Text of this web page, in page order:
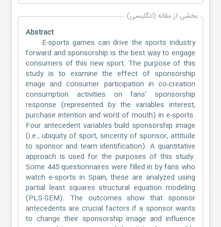
بخشی از مقاله (انگلیسی)
Abstract
E-sports games can drive the sports industry
forward and sponsorship is the best way to engage
consumers of this new sport. The purpose of this
study is to examine the effect of sponsorship
image and consumer participation in co-creation
consumption activities on fans’ sponsorship
response (represented by the variables interest,
purchase intention and word of mouth) in e-sports.
Four antecedent variables build sponsorship image
(i.e., ubiquity of sport, sincerity of sponsor, attitude
to sponsor and team identification). A quantitative
approach is used for the purposes of this study.
Some 445 questionnaires were filled in by fans who
watch e-sports in Spain; these are analyzed using
partial least squares structural equation modeling
(PLS-SEM). The outcomes show that sponsor
antecedents are crucial factors if a sponsor wants
to change their sponsorship image and influence